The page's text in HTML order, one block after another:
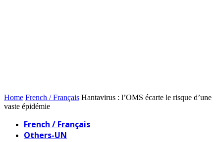
Home French / Français Hantavirus : l’OMS écarte le risque d’une
vaste épidémie
French / Français
Others-UN